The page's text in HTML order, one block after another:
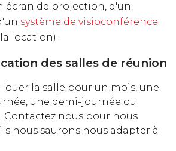
écran de projection, d'un
système de visioconférence
location).
des salles de réunion
louer la salle pour un mois, une
une demi-journée ou
Contactez nous pour nous
nous saurons nous adapter à